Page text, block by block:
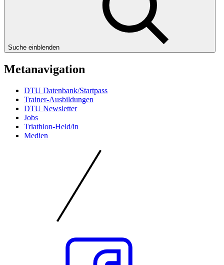
Suche einblenden
Metanavigation
DTU Datenbank/Startpass
Trainer-Ausbildungen
DTU Newsletter
Jobs
Triathlon-Held/in
Medien